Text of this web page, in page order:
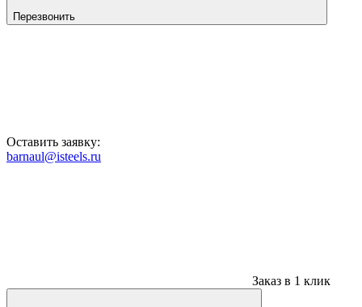
Перезвонить
Оставить заявку:
barnaul@isteels.ru
Заказ в 1 клик